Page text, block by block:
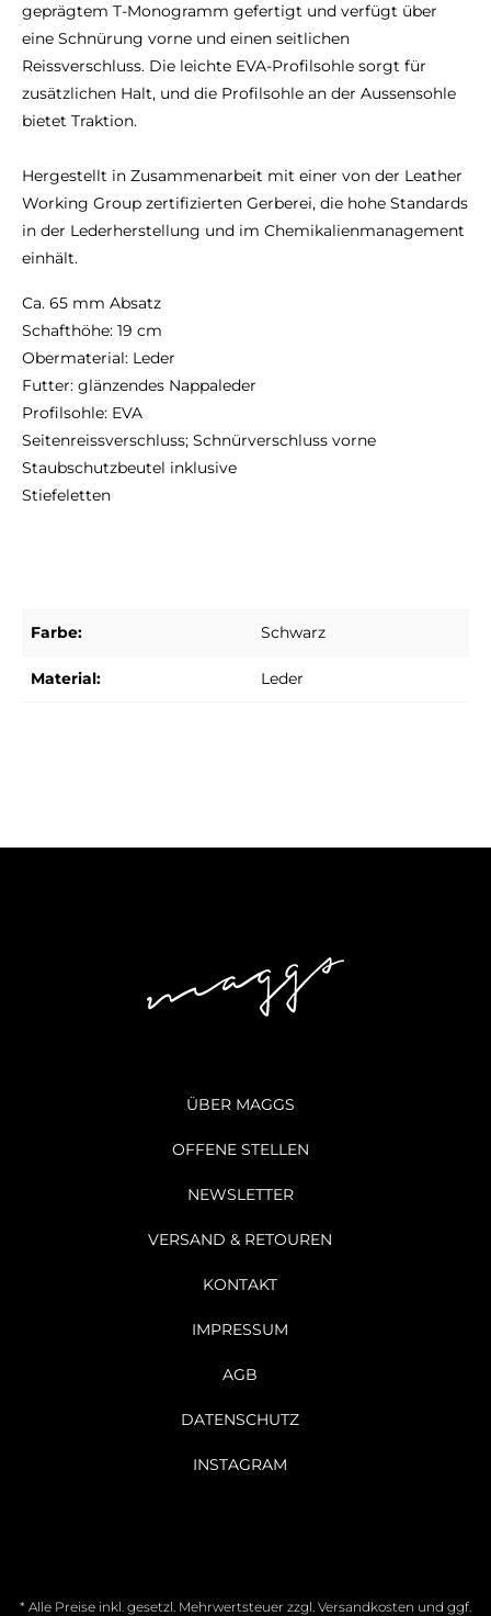
geprägtem T-Monogramm gefertigt und verfügt über
eine Schnürung vorne und einen seitlichen
Reissverschluss. Die leichte EVA-Profilsohle sorgt für
zusätzlichen Halt, und die Profilsohle an der Aussensohle
bietet Traktion.
Hergestellt in Zusammenarbeit mit einer von der Leather
Working Group zertifizierten Gerberei, die hohe Standards
in der Lederherstellung und im Chemikalienmanagement
einhält.
Ca. 65 mm Absatz
Schafthöhe: 19 cm
Obermaterial: Leder
Futter: glänzendes Nappaleder
Profilsohle: EVA
Seitenreissverschluss; Schnürverschluss vorne
Staubschutzbeutel inklusive
Stiefeletten
Farbe: Schwarz
Material: Leder
ÜBER MAGGS
OFFENE STELLEN
NEWSLETTER
VERSAND & RETOUREN
KONTAKT
IMPRESSUM
AGB
DATENSCHUTZ
INSTAGRAM
* Alle Preise inkl. gesetzl. Mehrwertsteuer zzgl. Versandkosten und ggf.